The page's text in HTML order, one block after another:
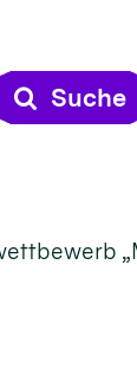
Suche